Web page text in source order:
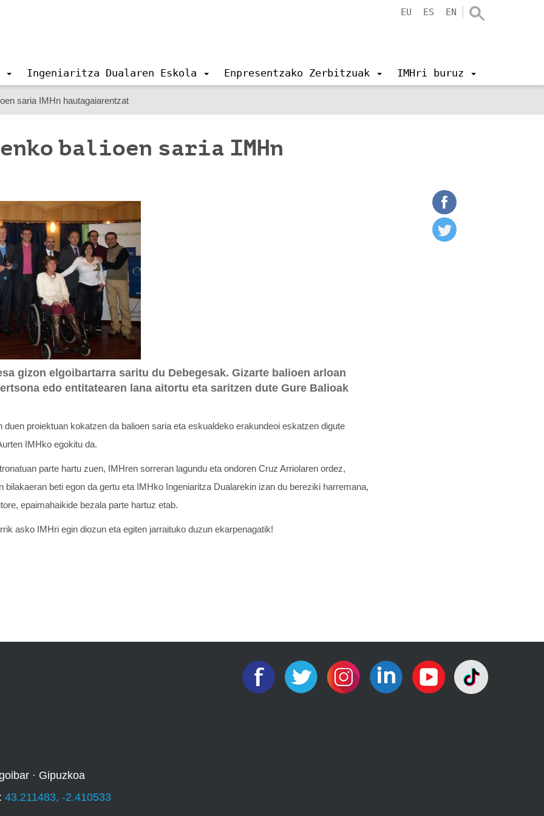
EU ES EN
Ingeniaritza Dualaren Eskola Enpresentzako Zerbitzuak IMHri buruz
saria IMHn hautagaiarentzat
balioen saria IMHn
gizon elgoibartarra saritu du Debegesak. Gizarte balioen arloan
edo entitatearen lana aitortu eta saritzen dute Gure Balioak
duen proiektuan kokatzen da balioen saria eta eskualdeko erakundeoi eskatzen digute
IMHko egokitu da.
parte hartu zuen, IMHren sorreran lagundu eta ondoren Cruz Arriolaren ordez,
bilakaeran beti egon da gertu eta IMHko Ingeniaritza Dualarekin izan du bereziki harremana,
epaimahaikide bezala parte hartuz etab.
asko IMHri egin diozun eta egiten jarraituko duzun ekarpenagatik!
· Gipuzkoa
43.211483, -2.410533